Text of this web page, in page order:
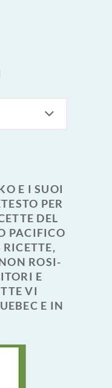
E I SUOI
PER
DEL
PACIFICO
ROSI-
E
VI
E IN